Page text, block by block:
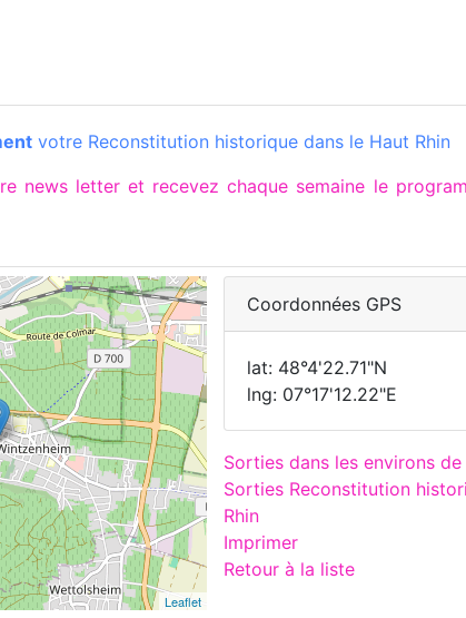
votre Reconstitution historique dans le Haut Rhin
news letter et recevez chaque semaine le
Leaflet
Coordonnées GPS
lat: 48°4'22.71"N
lng: 07°17'12.22"E
Sorties dans les environs de
Sorties Reconstitution
Rhin
Imprimer
Retour à la liste